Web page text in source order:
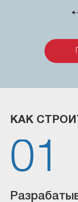
КАК
01